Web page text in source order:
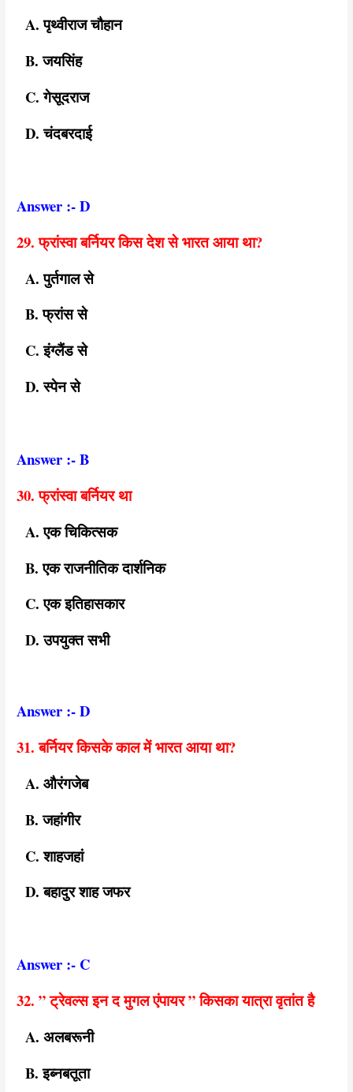
A. पृथ्वीराज चौहान
B. जयसिंह
C. गेसूदराज
D. चंदबरदाई
Answer :- D
29. फ्रांस्वा बर्नियर किस देश से भारत आया था?
A. पुर्तगाल से
B. फ्रांस से
C. इंग्लैंड से
D. स्पेन से
Answer :- B
30. फ्रांस्वा बर्नियर था
A. एक चिकित्सक
B. एक राजनीतिक दार्शनिक
C. एक इतिहासकार
D. उपयुक्त सभी
Answer :- D
31. बर्नियर किसके काल में भारत आया था?
A. औरंगजेब
B. जहांगीर
C. शाहजहां
D. बहादुर शाह जफर
Answer :- C
32. ” ट्रेवल्स इन द मुगल एंपायर ” किसका यात्रा वृतांत है
A. अलबरूनी
B. इब्नबतूता